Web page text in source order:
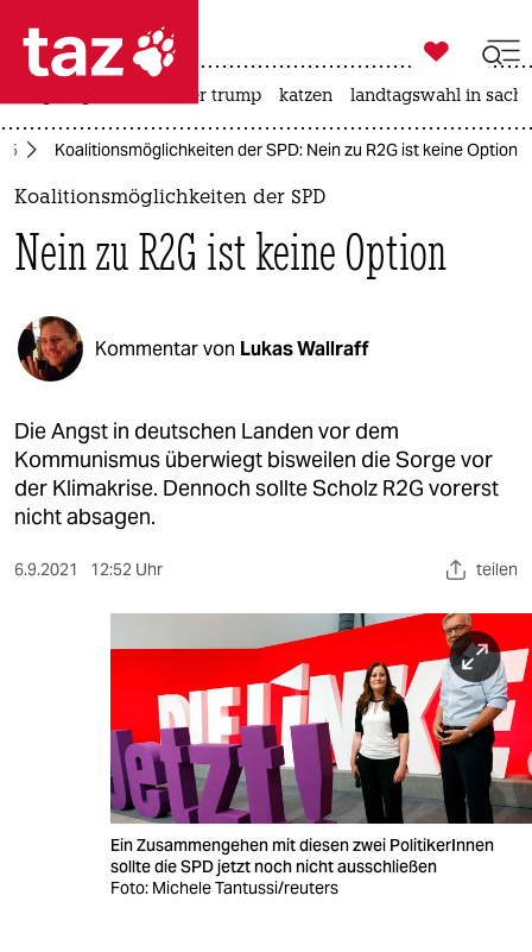
 taz zahl ich
taz zahl ich
politik
öko
gesellschaft
kultur
sport
wahrheit
veranstaltungen
fragen & hilfe

taz zahl ich
usa unter trump katzen landtagswahl in
Koalitionsmöglichkeiten der SPD: Nein zu R2G ist keine Option
Koalitionsmöglichkeiten der SPD
Nein zu R2G ist keine Option
Kommentar von Lukas Wallraff
Die Angst in deutschen Landen vor dem
Kommunismus überwiegt bisweilen die Sorge vor
der Klimakrise. Dennoch sollte Scholz R2G vorerst
nicht absagen.
6.9.2021 12:52 Uhr teilen
Ein Zusammengehen mit diesen zwei PolitikerInnen
sollte die SPD jetzt noch nicht ausschließen
Foto: Michele Tantussi/reuters